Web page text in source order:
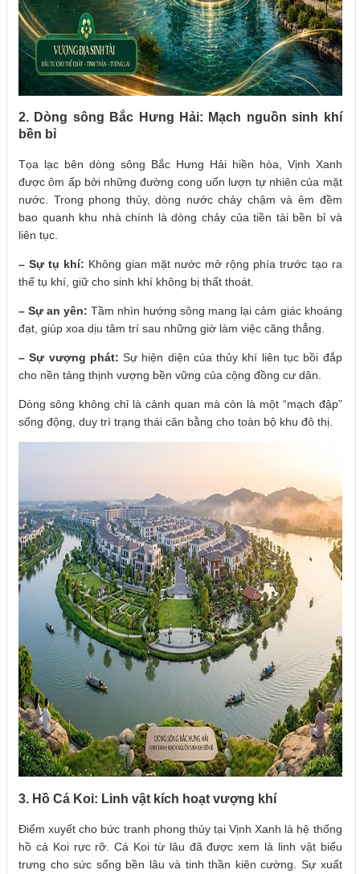
2. Dòng sông Bắc Hưng Hải: Mạch nguồn sinh khí
bền bỉ
Tọa lạc bên dòng sông Bắc Hưng Hải hiền hòa, Vịnh Xanh
được ôm ấp bởi những đường cong uốn lượn tự nhiên của mặt
nước. Trong phong thủy, dòng nước chảy chậm và êm đềm
bao quanh khu nhà chính là dòng chảy của tiền tài bền bỉ và
liên tục.
– Sự tụ khí: Không gian mặt nước mở rộng phía trước tạo ra
thế tụ khí, giữ cho sinh khí không bị thất thoát.
– Sự an yên: Tầm nhìn hướng sông mang lại cảm giác khoáng
đạt, giúp xoa dịu tâm trí sau những giờ làm việc căng thẳng.
– Sự vượng phát: Sự hiện diện của thủy khí liên tục bồi đắp
cho nền tảng thịnh vượng bền vững của cộng đồng cư dân.
Dòng sông không chỉ là cảnh quan mà còn là một “mạch đập”
sống động, duy trì trạng thái cân bằng cho toàn bộ khu đô thị.
3. Hồ Cá Koi: Linh vật kích hoạt vượng khí
Điểm xuyết cho bức tranh phong thủy tại Vịnh Xanh là hệ thống
hồ cá Koi rực rỡ. Cá Koi từ lâu đã được xem là linh vật biểu
trưng cho sức sống bền lâu và tinh thần kiên cường. Sự xuất